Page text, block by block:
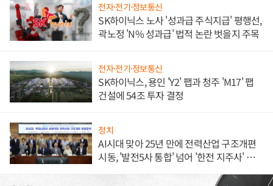
전자·전기·정보통신
SK하이닉스 노사 '성과급 주식지급' 평행선,
곽노정 'N% 성과급' 법적 논란 벗을지 주목
전자·전기·정보통신
SK하이닉스, 용인 'Y2' 팹과 청주 'M17' 팹
건설에 54조 투자 결정
정치
AI시대 맞아 25년 만에 전력산업 구조개편
시동, '발전5사 통합' 넘어 '한전 지주사' 재편